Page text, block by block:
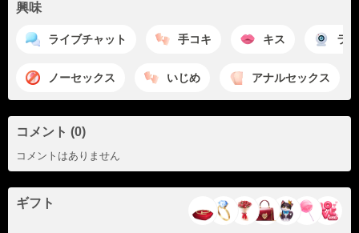
興味
ライブチャット 手コキ キス ラ
ノーセックス いじめ アナルセックス
コメント (0)
コメントはありません
ギフト